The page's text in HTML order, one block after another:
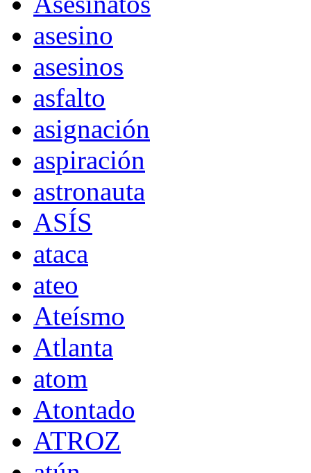
asesino
asesinos
asfalto
asignación
aspiración
astronauta
ASÍS
ataca
ateo
Ateísmo
Atlanta
atom
Atontado
ATROZ